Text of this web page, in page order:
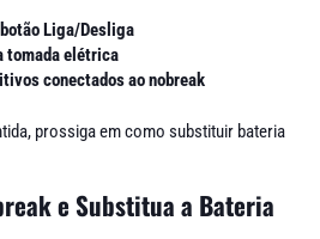
Liga/Desliga
tomada elétrica
conectados ao nobreak
prossiga em como substituir bateria
e Substitua a Bateria